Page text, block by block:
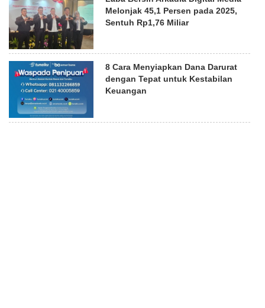
Melonjak 45,1 Persen pada 2025,
Sentuh Rp1,76 Miliar
8 Cara Menyiapkan Dana Darurat
dengan Tepat untuk Kestabilan
Keuangan